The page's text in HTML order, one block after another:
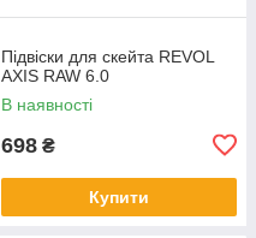
Підвіски для скейта REVOL
AXIS RAW 6.0
В наявності
698 ₴
Купити